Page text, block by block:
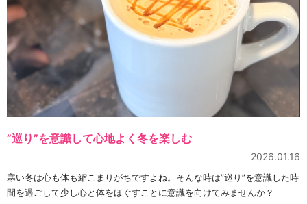
”巡り”を意識して心地よく冬を楽しむ
2026.01.16
寒い冬は心も体も縮こまりがちですよね。そんな時は”巡り”を意識した時
間を過ごして少し心と体をほぐすことに意識を向けてみませんか？